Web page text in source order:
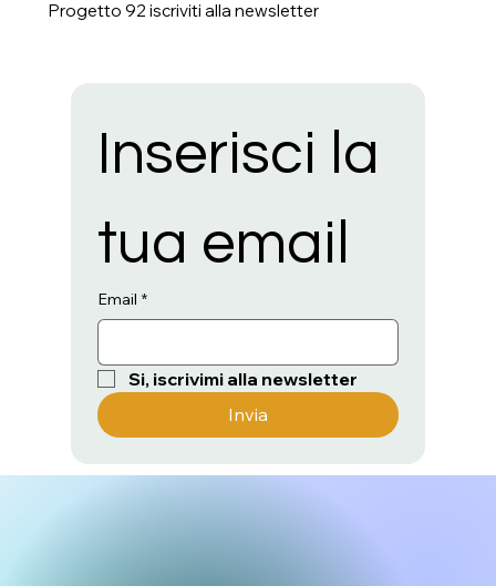
Progetto 92 iscriviti alla newsletter
Inserisci la
tua email
Email *
Si, iscrivimi alla newsletter
Invia